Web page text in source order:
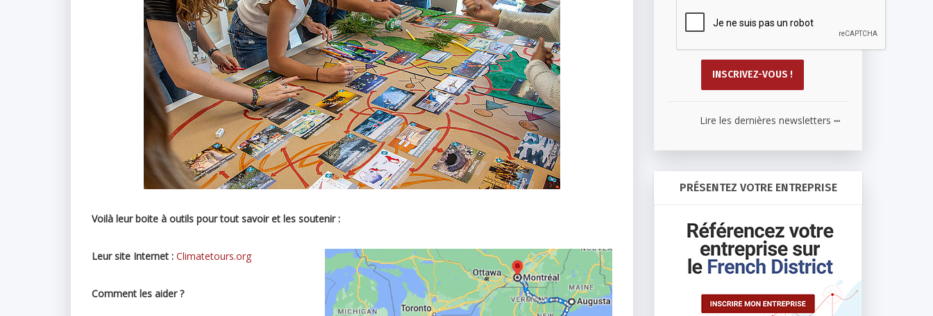
Voilà leur boite à outils pour tout savoir et les soutenir :
Leur site Internet : Climatetours.org
Comment les aider ?
Lire les dernières newsletters ...
PRÉSENTEZ VOTRE ENTREPRISE